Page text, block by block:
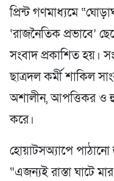
প্রিন্ট গণমাধ্যমে
‘রাজনৈতিক প্রভাবে’
সংবাদ প্রকাশিত হয়।
ছাত্রদল কর্মী শাকিল
অশালীন, আপত্তিকর ও
করে।
হোয়াটসঅ্যাপে
“এজন্যই রাস্তা ঘাটে